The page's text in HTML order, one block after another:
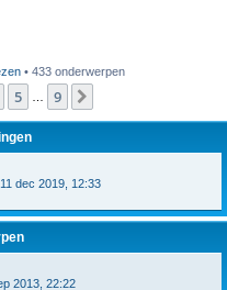
• 433 onderwerpen
5 9
11 dec 2019, 12:33
2013, 22:22